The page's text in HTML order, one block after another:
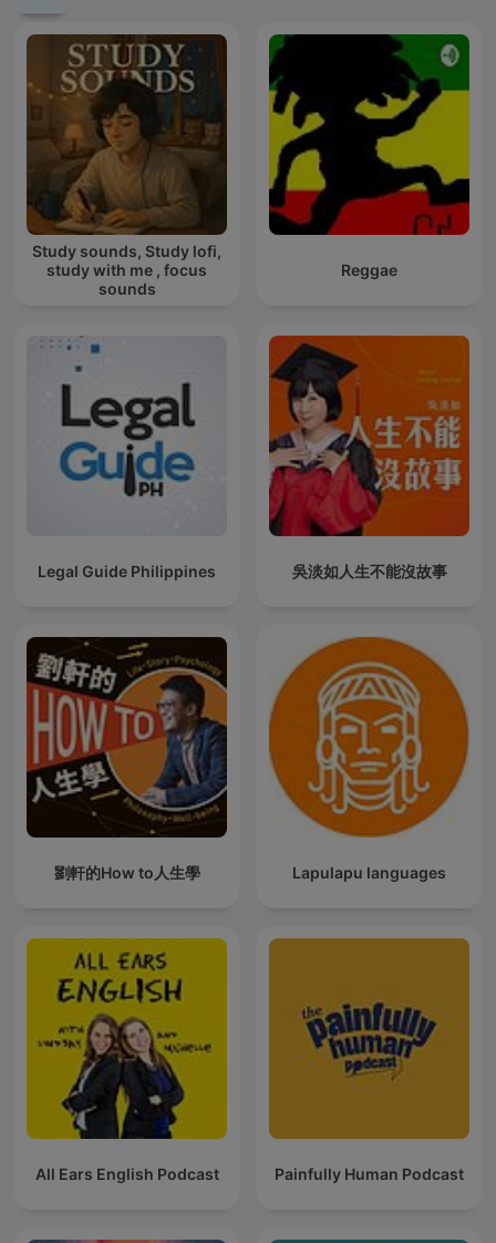
Study sounds, Study lofi,
study with me , focus
sounds
Reggae
Legal Guide Philippines 吳淡如人生不能沒故事
劉軒的How to人生學 Lapulapu languages
All Ears English Podcast Painfully Human Podcast